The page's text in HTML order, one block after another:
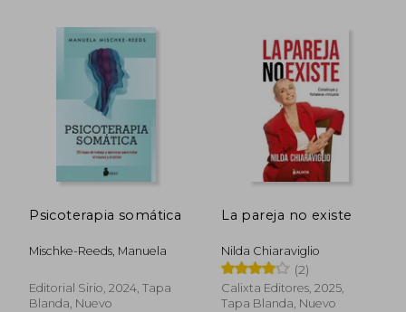
Psicoterapia somática
Mischke-Reeds, Manuela
Editorial Sirio, 2024, Tapa
Blanda, Nuevo
La pareja no existe
Nilda Chiaraviglio
(2)
Calixta Editores, 2025,
Tapa Blanda, Nuevo